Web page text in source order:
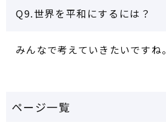
Q9.世界を平和にするには？
みんなで考えていきたいですね。